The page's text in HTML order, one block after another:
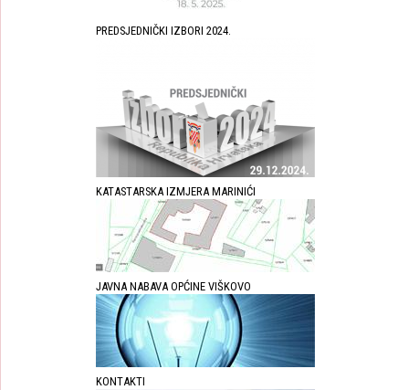
PREDSJEDNIČKI IZBORI 2024.
KATASTARSKA IZMJERA MARINIĆI
JAVNA NABAVA OPĆINE VIŠKOVO
KONTAKTI